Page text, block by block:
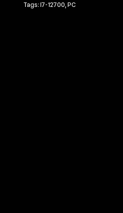
Tags: I7-12700, PC